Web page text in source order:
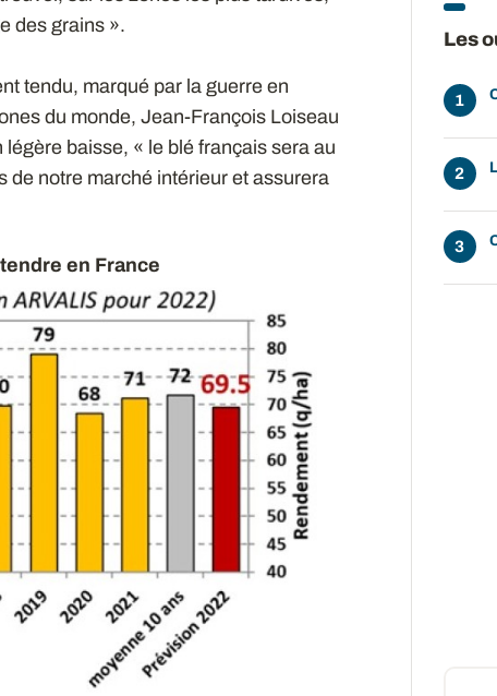
des grains ».
tendu, marqué par la guerre en
du monde, Jean-François Loiseau
baisse, « le blé français sera au
de notre marché intérieur et assurera
en France
Les